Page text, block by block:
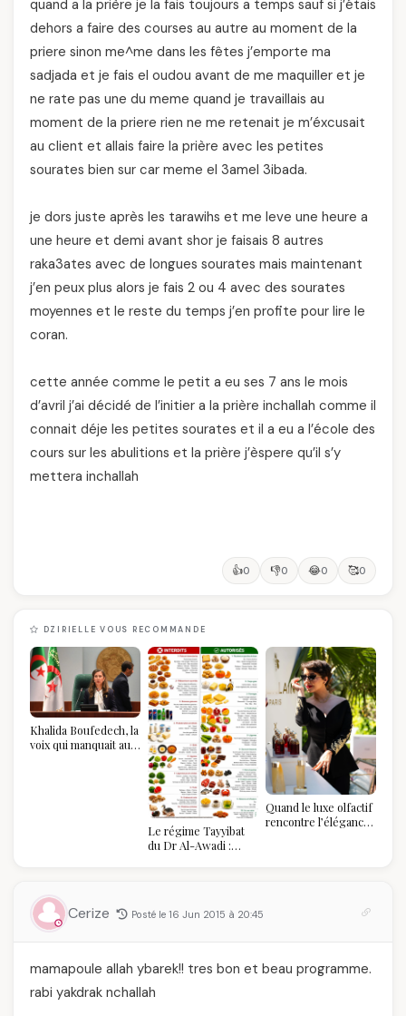
quand a la prière je la fais toujours a temps sauf si j’étais
dehors a faire des courses au autre au moment de la
priere sinon me^me dans les fêtes j’emporte ma
sadjada et je fais el oudou avant de me maquiller et je
ne rate pas une du meme quand je travaillais au
moment de la priere rien ne me retenait je m’éxcusait
au client et allais faire la prière avec les petites
sourates bien sur car meme el 3amel 3ibada.
je dors juste après les tarawihs et me leve une heure a
une heure et demi avant shor je faisais 8 autres
raka3ates avec de longues sourates mais maintenant
j’en peux plus alors je fais 2 ou 4 avec des sourates
moyennes et le reste du temps j’en profite pour lire le
coran.
cette année comme le petit a eu ses 7 ans le mois
d’avril j’ai décidé de l’initier a la prière inchallah comme il
connait déje les petites sourates et il a eu a l’école des
cours sur les abulitions et la prière j’èspere qu’il s’y
mettera inchallah
👍0 👎0 😂0 🥰0
DZIRIELLE VOUS RECOMMANDE
Khalida Boufedech, la
voix qui manquait au
Le régime Tayyibat
du Dr Al-Awadi :
vraiment savoir
Quand le luxe olfactif
rencontre l’élégance
Cerize Posté le 16 Jun 2015 à 20:45
mamapoule allah ybarek!! tres bon et beau programme.
rabi yakdrak nchallah